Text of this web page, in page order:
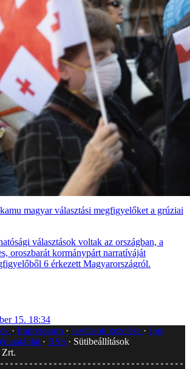
magyar választási megfigyelőket a grúziai
választások voltak az országban, a
oroszbarát kormánypárt narratíváját
6 érkezett Magyarországról.
15. 18:34
Impresszum Javítások kezelése
Jogi
RSS
Sütibeállítások
Zrt.